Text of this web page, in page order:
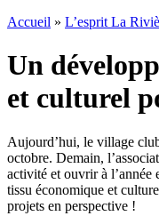
Accueil » L’esprit La
Un
et culturel
Aujourd’hui, le village
octobre. Demain,
activité et ouvrir à l’année
tissu économique et
projets en perspective !